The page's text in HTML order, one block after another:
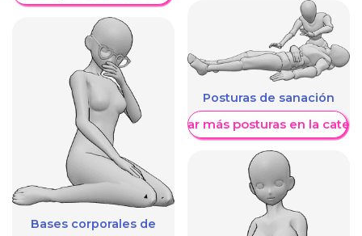
Bases corporales de
Posturas de sanación
Mostrar más posturas en la